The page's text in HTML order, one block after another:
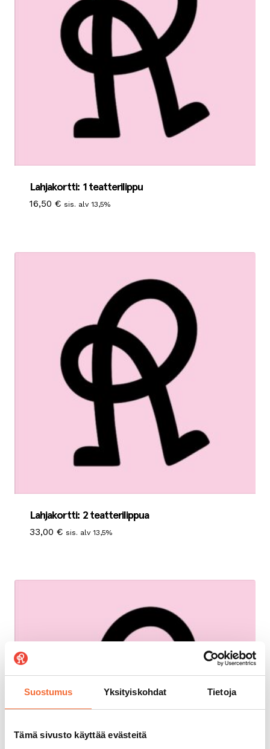
Suostumus Yksityiskohdat Tietoja
Tämä sivusto käyttää evästeitä
Lahjakortti: 1 teatterilippu
16,50 € sis. alv 13,5%
Lahjakortti: 2 teatterilippua
33,00 € sis. alv 13,5%